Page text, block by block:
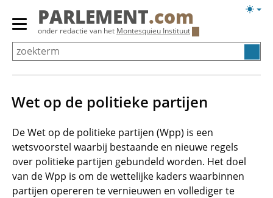
Overslaan
Primair
menu
tonen/verbergen
PARLEMENT.com
onder redactie van het Montesquieu Instituut
Wet op de politieke partijen
De Wet op de politieke partijen (Wpp) is een
wetsvoorstel waarbij bestaande en nieuwe regels
over politieke partijen gebundeld worden. Het doel
van de Wpp is om de wettelijke kaders waarbinnen
partijen opereren te vernieuwen en vollediger te